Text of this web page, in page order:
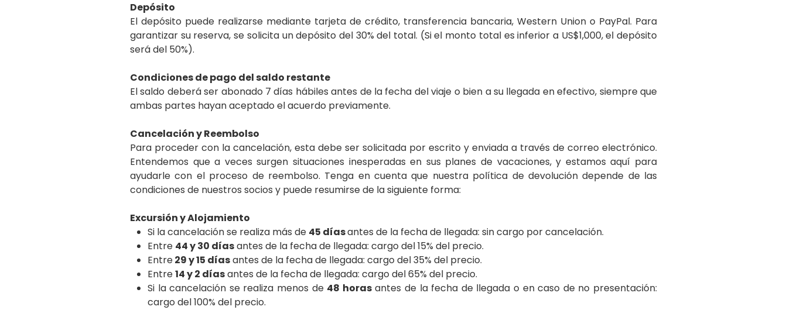
Depósito
El depósito puede realizarse mediante tarjeta de crédito, transferencia bancaria, Western Union o PayPal. Para
garantizar su reserva, se solicita un depósito del 30% del total. (Si el monto total es inferior a US$1,000, el depósito
será del 50%).
Condiciones de pago del saldo restante
El saldo deberá ser abonado 7 días hábiles antes de la fecha del viaje o bien a su llegada en efectivo, siempre que
ambas partes hayan aceptado el acuerdo previamente.
Cancelación y Reembolso
Para proceder con la cancelación, esta debe ser solicitada por escrito y enviada a través de correo electrónico.
Entendemos que a veces surgen situaciones inesperadas en sus planes de vacaciones, y estamos aquí para
ayudarle con el proceso de reembolso. Tenga en cuenta que nuestra política de devolución depende de las
condiciones de nuestros socios y puede resumirse de la siguiente forma:
Excursión y Alojamiento
Si la cancelación se realiza más de 45 díasantes de la fecha de llegada: sin cargo por cancelación.
Entre 44 y 30 díasantes de la fecha de llegada: cargo del 15% del precio.
Entre29 y 15 díasantes de la fecha de llegada: cargo del 35% del precio.
Entre14 y 2 díasantes de la fecha de llegada: cargo del 65% del precio.
Si la cancelación se realiza menos de 48 horasantes de la fecha de llegada o en caso de no presentación:
cargo del 100% del precio.